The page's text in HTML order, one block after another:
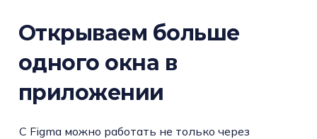
Открываем больше
одного окна в
приложении
С Figma можно работать не только через